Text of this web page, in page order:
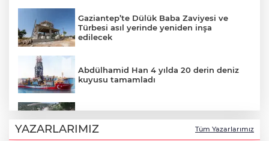
Gaziantep’te Dülük Baba Zaviyesi ve
Türbesi asıl yerinde yeniden inşa
edilecek
Abdülhamid Han 4 yılda 20 derin deniz
kuyusu tamamladı
kilometrelik yol hamlesi
YAZARLARIMIZ Tüm Yazarlarımız